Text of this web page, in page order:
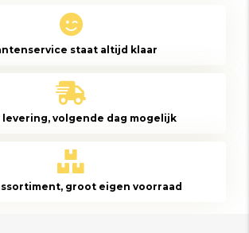
staat altijd klaar
levering, volgende dag mogelijk
groot eigen voorraad